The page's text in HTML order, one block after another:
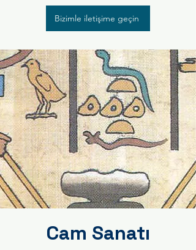
Bizimle iletişime geçin
Cam Sanatı